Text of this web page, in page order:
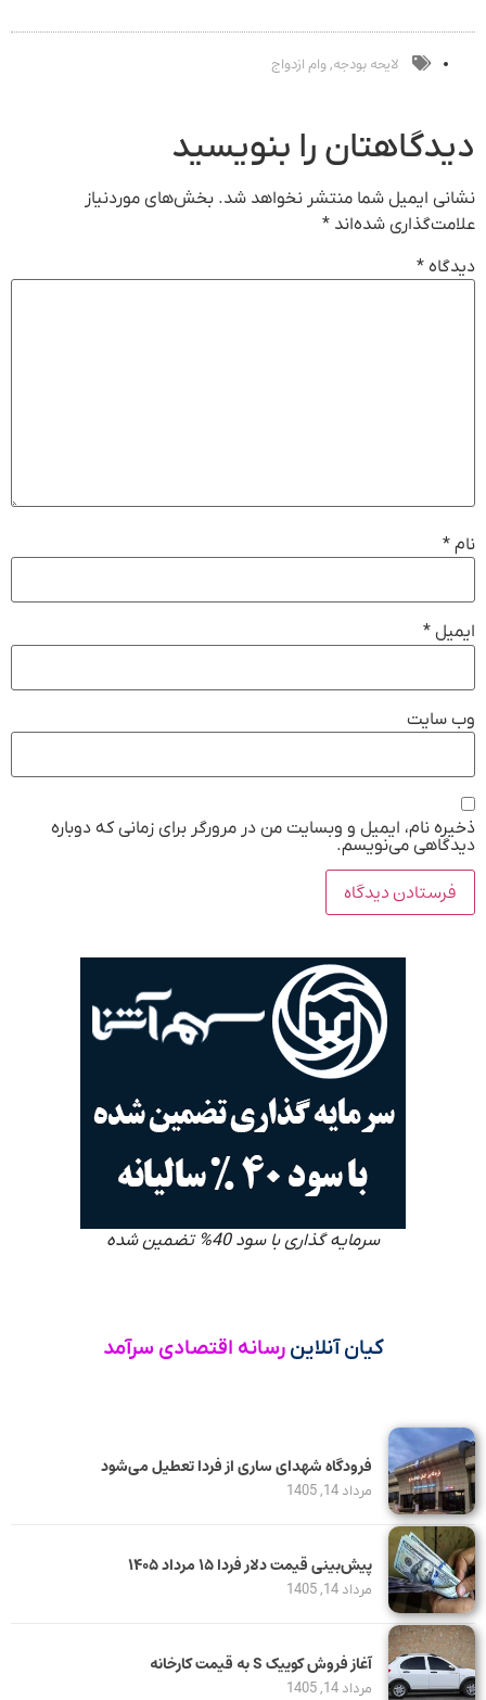
ثبت کن
بفروش*فقط
خریدار واقعی*
مکانیک
لایحه بودجه,وام ازدواج
دیدگاهتان را بنویسید
نشانی ایمیل شما منتشر نخواهد شد. بخش‌های موردنیاز
علامت‌گذاری شده‌اند *
دیدگاه *
نام *
ایمیل *
وب‌ سایت
ذخیره نام، ایمیل و وبسایت من در مرورگر برای زمانی که دوباره
دیدگاهی می‌نویسم.
سرمایه گذاری با سود 40% تضمین شده
کیان آنلاین رسانه اقتصادی سرآمد
فرودگاه شهدای ساری از فردا تعطیل می‌شود
مرداد 14, 1405
پیش‌بینی قیمت دلار فردا ۱۵ مرداد ۱۴۰۵
مرداد 14, 1405
آغاز فروش کوییک S به قیمت کارخانه
مرداد 14, 1405